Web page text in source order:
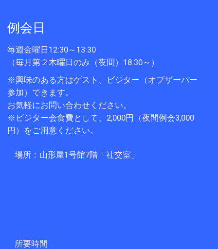
例会日
毎週金曜日12:30～13:30
（毎月第２木曜日のみ（夜間）18:30～）
※興味のある方はゲスト、ビジター（オブザーバー
参加）できます。
お気軽にお問い合わせください。
※ビジター会食費として、2,000円（夜間例会3,000
円）をご用意ください。
場所：山形屋1号館7階「社交室」
所要時間